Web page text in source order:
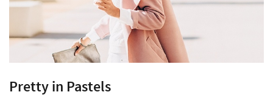
Pretty in Pastels